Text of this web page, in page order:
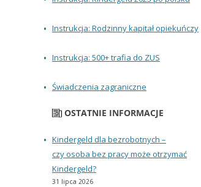
Instrukcja: Rodzinny kapitał opiekuńczy
Instrukcja: 500+ trafia do ZUS
Świadczenia zagraniczne
OSTATNIE INFORMACJE
Kindergeld dla bezrobotnych –
czy osoba bez pracy może otrzymać
Kindergeld?
31 lipca 2026